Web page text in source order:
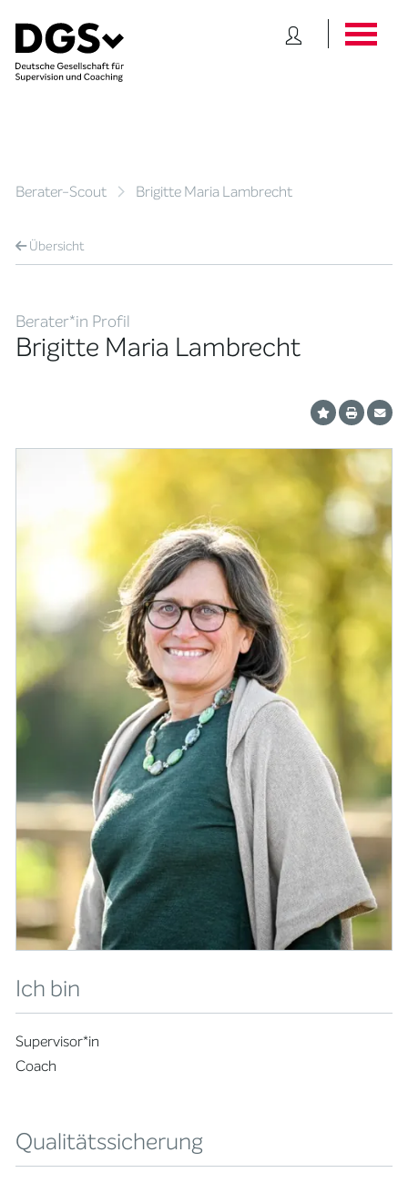
Berater-Scout Brigitte Maria Lambrecht
Übersicht
Berater*in Profil
Brigitte Maria Lambrecht
Ich bin
Supervisor*in
Coach
Qualitätssicherung